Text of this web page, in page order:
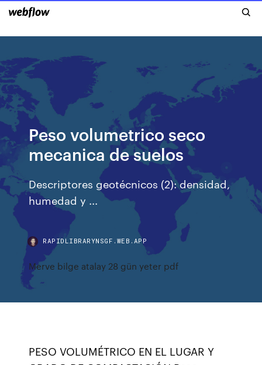
Peso volumetrico seco
mecanica de suelos
Descriptores geotécnicos (2): densidad,
humedad y ...
RAPIDLIBRARYNSGF.WEB.APP
Merve bilge atalay 28 gün yeter pdf
PESO VOLUMÉTRICO EN EL LUGAR Y